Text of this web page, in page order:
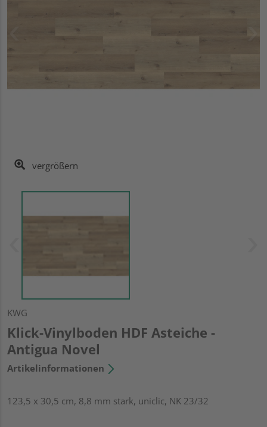
vergrößern
KWG
Klick-Vinylboden HDF Asteiche -
Antigua Novel
Artikelinformationen
123,5 x 30,5 cm, 8,8 mm stark, uniclic, NK 23/32